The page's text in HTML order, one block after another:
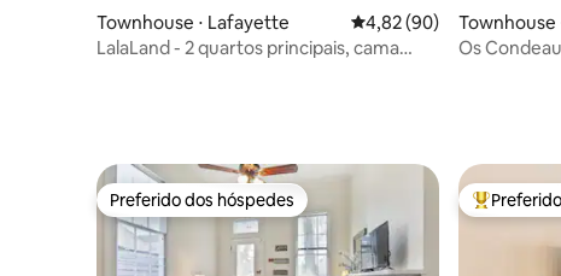
Townhouse ⋅ Lafayette 4,82 de uma avaliação
4,82 (90)
LalaLand - 2 quartos principais, cama
Townhouse
Os
Preferido dos hóspedes
Preferido dos hóspedes Entre os